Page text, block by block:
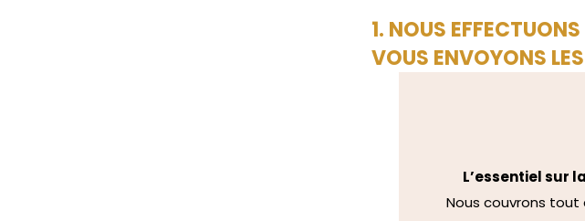
1. NOUS
VOUS ENVOYONS
L’essentiel sur
Nous couvrons tout